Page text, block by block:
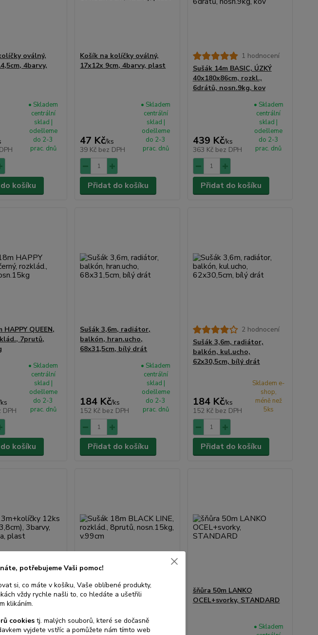
oválný,
4barvy,
• Skladem
centrální
sklad |
odešleme
do 2-3
prac. dnů
košíku
Košík na kolíčky oválný,
17x12x 9cm, 4barvy, plast
47 Kč/ks
39 Kč bez DPH
• Skladem
centrální
sklad |
odešleme
do 2-3
prac. dnů
Přidat do košíku
1 hodnocení
Sušák 14m BASIC, ÚZKÝ
40x180x86cm, rozkl.,
6drátů, nosn.9kg, kov
439 Kč/ks
363 Kč bez DPH
• Skladem
centrální
sklad |
odešleme
do 2-3
prac. dnů
Přidat do košíku
HAPPY QUEEN,
7prutů,
ks
DPH
• Skladem
centrální
sklad |
odešleme
do 2-3
prac. dnů
košíku
Sušák 3,6m, radiátor,
balkón, hran.ucho,
68x31,5cm, bílý drát
184 Kč/ks
152 Kč bez DPH
• Skladem
centrální
sklad |
odešleme
do 2-3
prac. dnů
Přidat do košíku
2 hodnocení
Sušák 3,6m, radiátor,
balkón, kul.ucho,
62x30,5cm, bílý drát
184 Kč/ks
152 Kč bez DPH
Skladem e-
shop,
méně než
5ks
Přidat do košíku
12ks
3barvy,
plast
• Skladem
Sušák 18m BLACK LINE,
• Skladem
šňůra 50m LANKO
OCEL+svorky, STANDARD
• Skladem
potřebujeme Vaši pomoc!
si, co máte v košíku, Vaše oblíbené produkty,
vždy rychle našli to, co hledáte a ušetřili
klikáním.
cookies tj. malých souborů, které se dočasně
vyjdete vstříc a pomůžete nám tímto web